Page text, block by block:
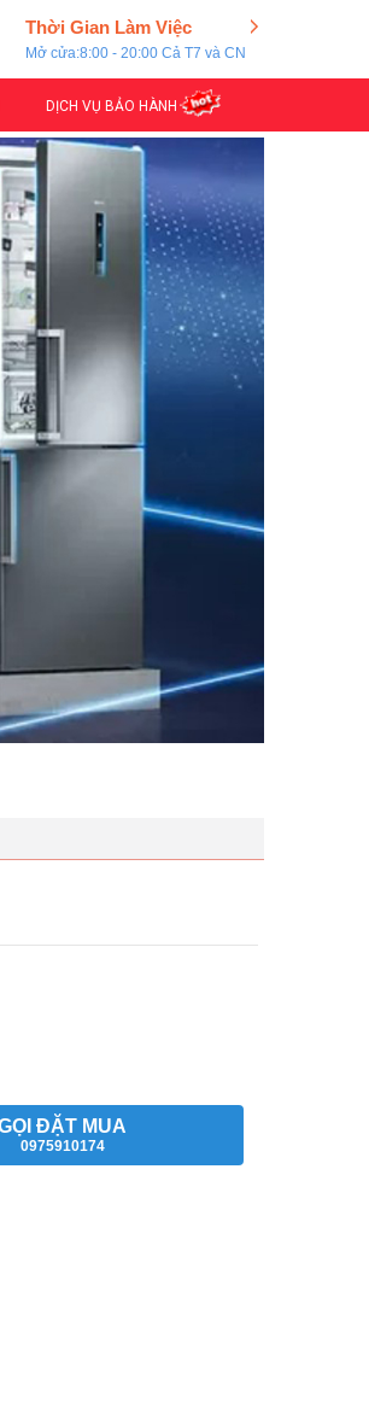
Thời Gian Làm Việc
Mở cửa:8:00 - 20:00 Cả T7 và CN
DỊCH VỤ BẢO HÀNH
ĐẶT MUA
0975910174